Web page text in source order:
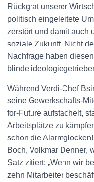
Rückgrat unserer
politisch eingeleitete
zerstört und damit auch
soziale Zukunft. Nicht
Nachfrage haben
blinde
Während Verdi-Chef
seine Gewerkschafts-
for-Future aufstachelt,
Arbeitsplätze zu
schon die
Boch, Volkmar Denner,
Satz zitiert: „Wenn wir
zehn Mitarbeiter